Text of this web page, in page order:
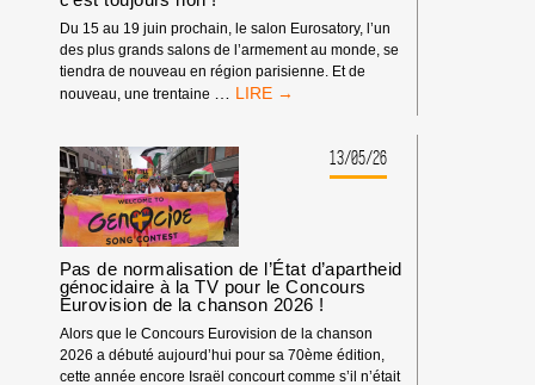
Du 15 au 19 juin prochain, le salon Eurosatory, l’un
des plus grands salons de l’armement au monde, se
tiendra de nouveau en région parisienne. Et de
nouveau, une trentaine
LA
ENTREPRISES
D’ARMEMENT
ISRAÉLIENNES
À
EUROSATORY,
C’EST
TOUJOURS
NON
!
13/05/26
Pas de normalisation de l’État d’apartheid
génocidaire à la TV pour le Concours
Eurovision de la chanson 2026 !
Alors que le Concours Eurovision de la chanson
2026 a débuté aujourd’hui pour sa 70ème édition,
cette année encore Israël concourt comme s’il n’était